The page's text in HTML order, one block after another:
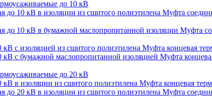
до 10 кВ
Муфта
Муфта
Муфта концевая
Муфта
до 20 кВ
Муфта концевая
Муфта